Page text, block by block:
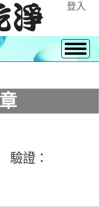
登入
驗證：